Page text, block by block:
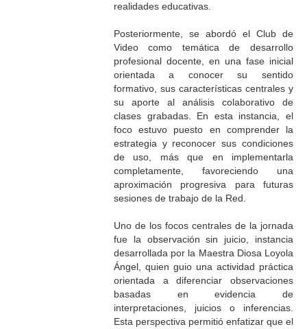
realidades educativas.
Posteriormente, se abordó el Club de
Video como temática de desarrollo
profesional docente, en una fase inicial
orientada a conocer su sentido
formativo, sus características centrales y
su aporte al análisis colaborativo de
clases grabadas. En esta instancia, el
foco estuvo puesto en comprender la
estrategia y reconocer sus condiciones
de uso, más que en implementarla
completamente, favoreciendo una
aproximación progresiva para futuras
sesiones de trabajo de la Red.
Uno de los focos centrales de la jornada
fue la observación sin juicio, instancia
desarrollada por la Maestra Diosa Loyola
Ángel, quien guio una actividad práctica
orientada a diferenciar observaciones
basadas en evidencia de
interpretaciones, juicios o inferencias.
Esta perspectiva permitió enfatizar que el